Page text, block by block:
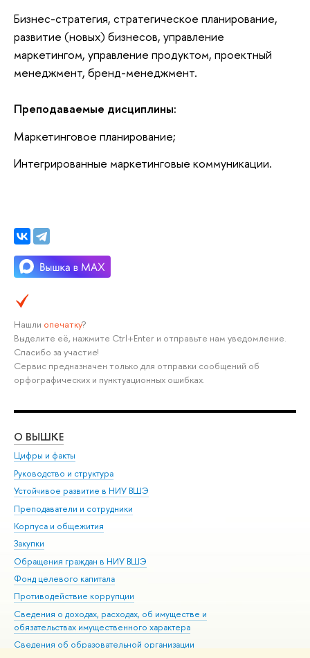
Бизнес-стратегия, стратегическое планирование,
развитие (новых) бизнесов, управление
маркетингом, управление продуктом, проектный
менеджмент, бренд-менеджмент.
Преподаваемые дисциплины:
Маркетинговое планирование;
Интегрированные маркетинговые коммуникации.
Нашли опечатку?
Выделите её, нажмите Ctrl+Enter и отправьте нам уведомление.
Спасибо за участие!
Сервис предназначен только для отправки сообщений об
орфографических и пунктуационных ошибках.
О ВЫШКЕ
Цифры и факты
Руководство и структура
Устойчивое развитие в НИУ ВШЭ
Преподаватели и сотрудники
Корпуса и общежития
Закупки
Обращения граждан в НИУ ВШЭ
Фонд целевого капитала
Противодействие коррупции
Сведения о доходах, расходах, об имуществе и
обязательствах имущественного характера
Сведения об образовательной организации